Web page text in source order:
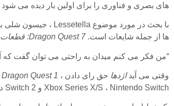
های بصری و فناوری را برای اولین بار دیده می شود
با بحث در مورد موضوع Lessetella ، جیسون شلی بلومبرگ نیز افکار خود را مطرح کرد.
ها از جمله شایعات است.Dragon Quest 7: قطعات گذشته فراموش شده
“من فکر می کنم میدان به راحتی می توان گفت که
وقتی می آیداژدها حق رای دادن ، Dragon Quest 1 و 2 HD-2D بازسازی
Xbox Series X/S ، Nintendo Switch و Switch 2 در دسترس خواهد بود.